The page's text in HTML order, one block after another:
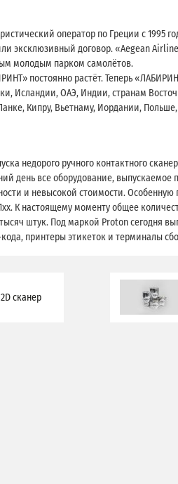
оператор по Греции с 1995
эксклюзивный договор. «Aegean
молодым парком самолётов.
постоянно растёт. Теперь
Исландии, ОАЭ, Индии, странам
Кипру, Вьетнаму, Иордании,
недорого ручного контактного
день все оборудование, выпускаемое
и невысокой стоимости. Особенную
К настоящему моменту общее
штук. Под маркой Proton сегодня
принтеры этикеток и терминалы
сканер